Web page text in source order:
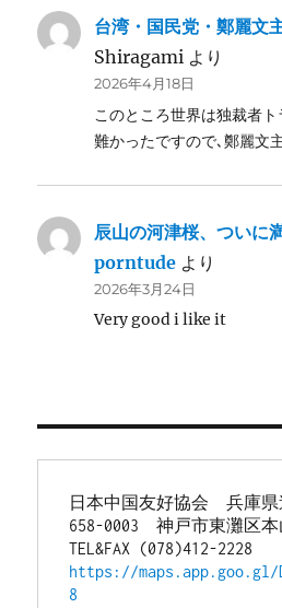
台湾・国民党・鄭麗文
Shiragami より
2026年4月18日
このところ世界は独裁者
難かったですので､鄭麗文
辰山の河津桜、ついに
porntude より
2026年3月24日
Very good i like it
日本中国友好協会　兵庫
658-0003　神戸市東灘区
TEL&FAX (078)412-2228
https://maps.app.goo.gl/
8